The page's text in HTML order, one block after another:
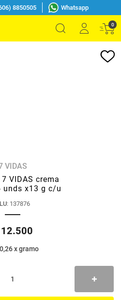
8850505 Whatsapp
0
VIDAS
VIDAS crema
unds x13 g c/u
: 137876
12.500
xgramo